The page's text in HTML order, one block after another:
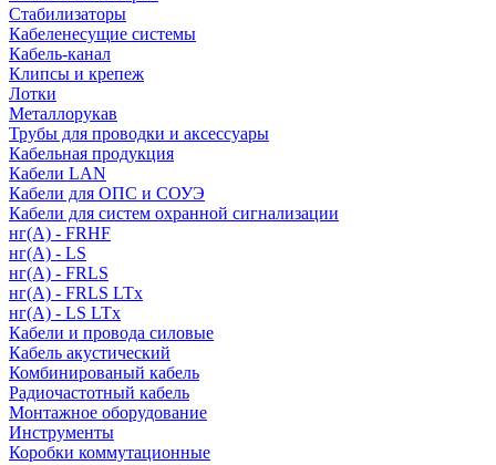
Стабилизаторы
Кабеленесущие системы
Кабель-канал
Клипсы и крепеж
Лотки
Металлорукав
Трубы для проводки и аксессуары
Кабельная продукция
Кабели LAN
Кабели для ОПС и СОУЭ
Кабели для систем охранной сигнализации
нг(A) - FRHF
нг(A) - LS
нг(А) - FRLS
нг(А) - FRLS LTx
нг(А) - LS LTx
Кабели и провода силовые
Кабель акустический
Комбинированый кабель
Радиочастотный кабель
Монтажное оборудование
Инструменты
Коробки коммутационные